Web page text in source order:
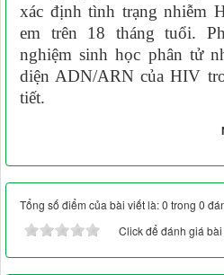
xác định tình trạng nhiễm
em trên 18 tháng tuổi.
nghiệm sinh học phân tử
diện ADN/ARN của HIV
tiết.
Tổng số điểm của bài viết là: 0 trong 0
Click để đánh giá